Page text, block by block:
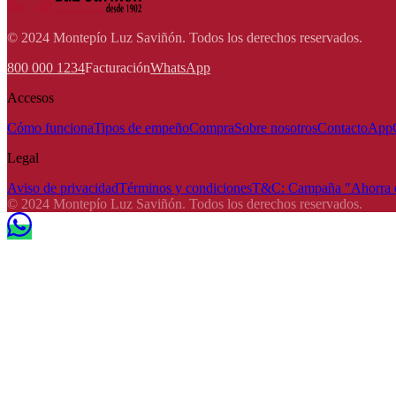
© 2024 Montepío Luz Saviñón. Todos los derechos reservados.
800 000 1234FacturaciónWhatsApp
Accesos
Cómo funcionaTipos de empeñoCompraSobre nosotrosContactoApp
Legal
Aviso de privacidadTérminos y condicionesT&C: Campaña "Ahorra
© 2024 Montepío Luz Saviñón. Todos los derechos reservados.